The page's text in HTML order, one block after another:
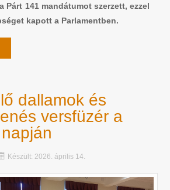
Párt 141 mandátumot szerzett, ezzel
kapott a Parlamentben.
dallamok és
versfüzér a
Készült: 2026. április 14.